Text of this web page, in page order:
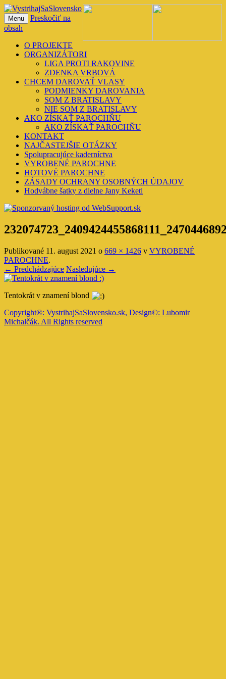
VystrihajSaSlovensko
Menu
Preskočiť na
obsah
O PROJEKTE
ORGANIZÁTORI
LIGA PROTI RAKOVINE
ZDENKA VRBOVÁ
CHCEM DAROVAŤ VLASY
PODMIENKY DAROVANIA
SOM Z BRATISLAVY
NIE SOM Z BRATISLAVY
AKO ZÍSKAŤ PAROCHŇU
AKO ZÍSKAŤ PAROCHŇU
KONTAKT
NAJČASTEJŠIE OTÁZKY
Spolupracujúce kaderníctva
VYROBENÉ PAROCHNE
HOTOVÉ PAROCHNE
ZÁSADY OCHRANY OSOBNÝCH ÚDAJOV
Hodvábne šatky z dielne Jany Keketi
Publikované 11. august 2021 o 669 × 1426 v VYROBENÉ
PAROCHNE.
← Predchádzajúce Nasledujúce →
Tentokrát v znamení blond
Copyright®: VystrihajSaSlovensko.sk, Design©: Lubomir
Michalčák. All Rights reserved